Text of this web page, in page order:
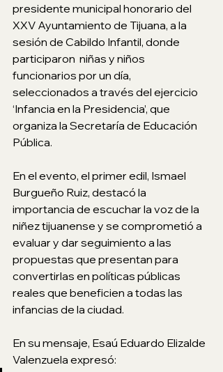
presidente municipal honorario del
XXV Ayuntamiento de Tijuana, a la
sesión de Cabildo Infantil, donde
participaron  niñas y niños
funcionarios por un día,
seleccionados a través del ejercicio
‘Infancia en la Presidencia’, que
organiza la Secretaría de Educación
Pública.
En el evento, el primer edil, Ismael
Burgueño Ruiz, destacó la
importancia de escuchar la voz de la
niñez tijuanense y se comprometió a
evaluar y dar seguimiento a las
propuestas que presentan para
convertirlas en políticas públicas
reales que beneficien a todas las
infancias de la ciudad.
En su mensaje, Esaú Eduardo Elizalde
Valenzuela expresó: